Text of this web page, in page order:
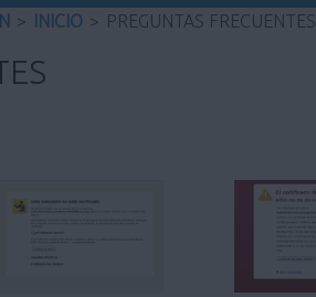
> INICIO > PREGUNTAS FRECUENTES